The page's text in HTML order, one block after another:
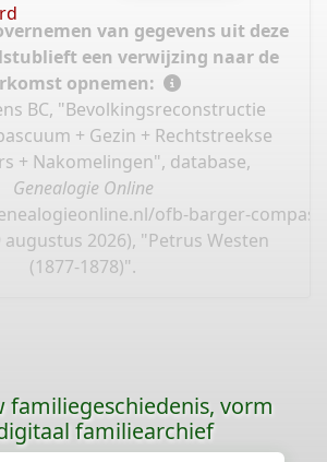
van gegevens uit deze
een verwijzing naar de
opnemen:
BC, "Bevolkingsreconstructie
+ Gezin + Rechtstreekse
+ Nakomelingen", database,
Genealogie Online
ofb-barger-
2026), "Petrus Westen
(1877-1878)".
familiegeschiedenis, vorm
familiearchief